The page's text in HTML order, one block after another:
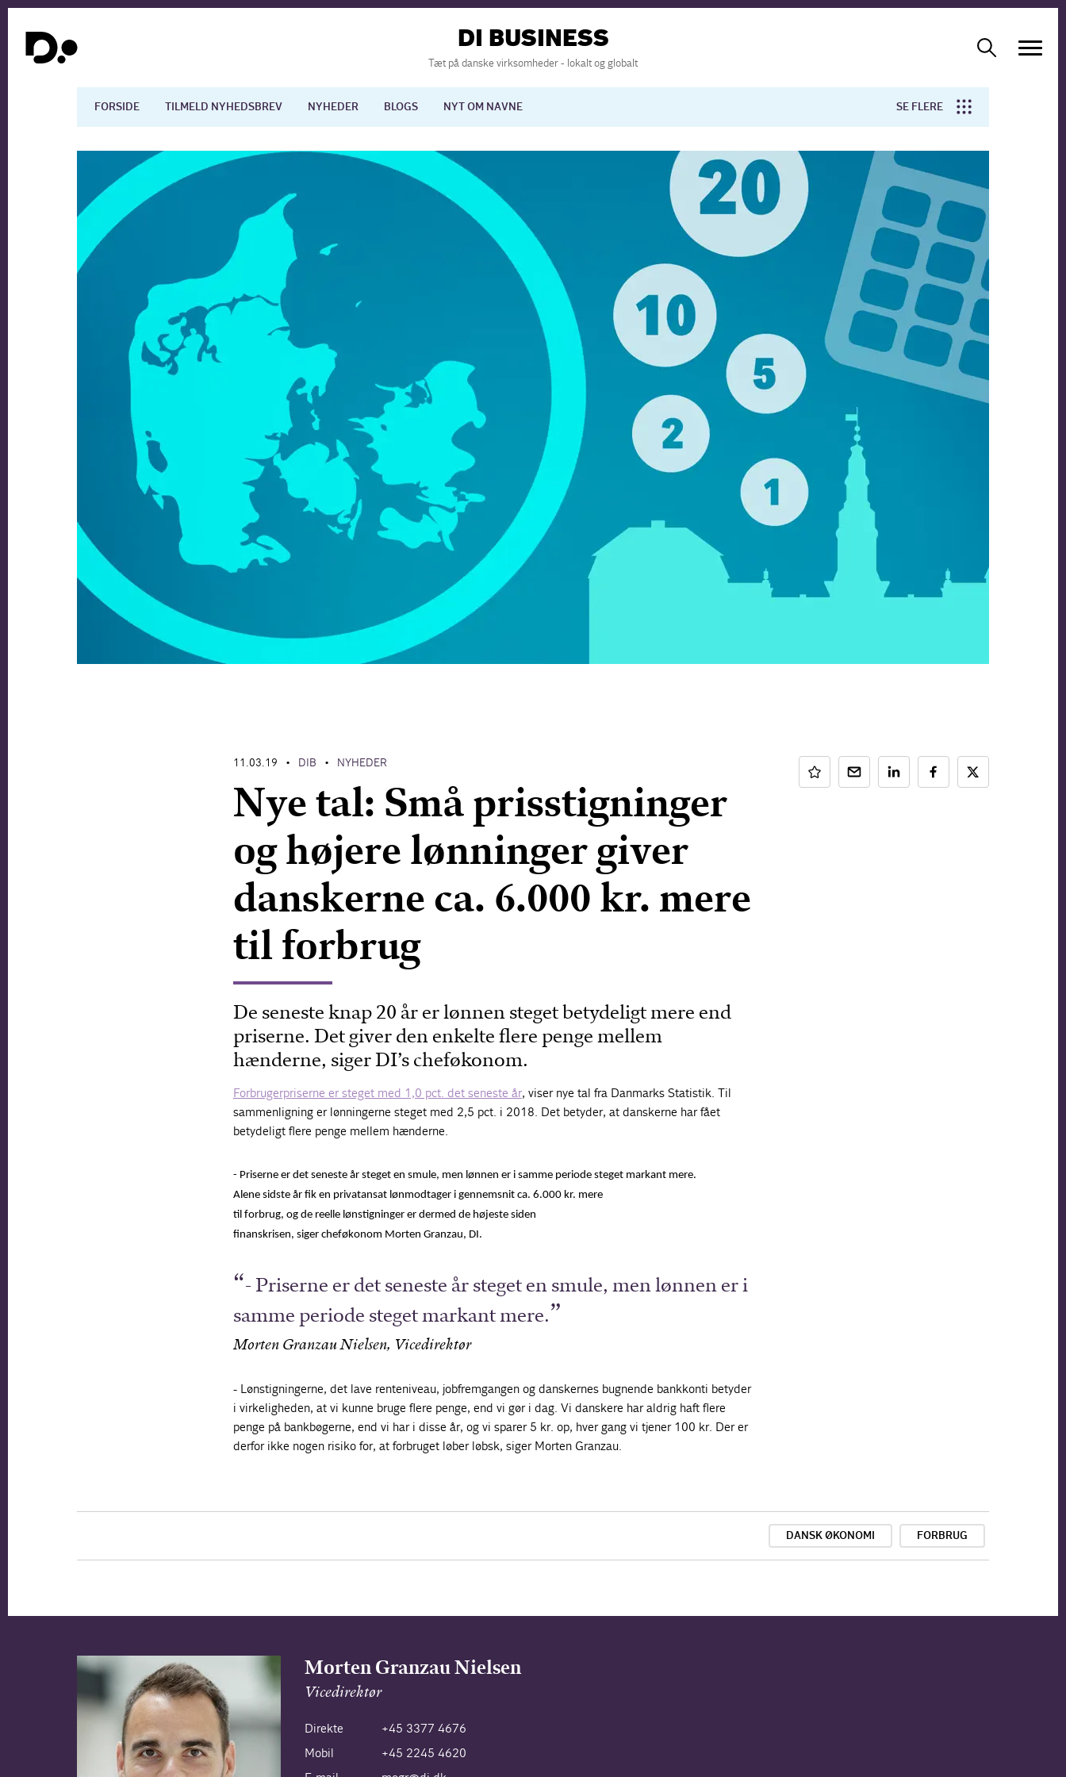
DI BUSINESS
Tæt på danske virksomheder - lokalt og globalt
FORSIDE TILMELD NYHEDSBREV NYHEDER BLOGS NYT OM NAVNE SE FLERE
Dansk økonomi International økonomi Arbejdsmiljø
Arbejdsmarkedet Forskning
11.03.19 • DIB • NYHEDER
Nye tal: Små prisstigninger
og højere lønninger giver
danskerne ca. 6.000 kr. mere
til forbrug
De seneste knap 20 år er lønnen steget betydeligt mere end
priserne. Det giver den enkelte flere penge mellem
hænderne, siger DI’s cheføkonom.
Forbrugerpriserne er steget med 1,0 pct. det seneste år, viser nye tal fra Danmarks Statistik. Til
sammenligning er lønningerne steget med 2,5 pct. i 2018. Det betyder, at danskerne har fået
betydeligt flere penge mellem hænderne.
- Priserne er det seneste år steget en smule, men lønnen er i samme periode steget markant mere.
Alene sidste år fik en privatansat lønmodtager i gennemsnit ca. 6.000 kr. mere
til forbrug, og de reelle lønstigninger er dermed de højeste siden
finanskrisen, siger cheføkonom Morten Granzau, DI.
- Priserne er det seneste år steget en smule, men lønnen er i
samme periode steget markant mere.
Morten Granzau Nielsen, Vicedirektør
- Lønstigningerne, det lave renteniveau, jobfremgangen og danskernes bugnende bankkonti betyder
i virkeligheden, at vi kunne bruge flere penge, end vi gør i dag. Vi danskere har aldrig haft flere
penge på bankbøgerne, end vi har i disse år, og vi sparer 5 kr. op, hver gang vi tjener 100 kr. Der er
derfor ikke nogen risiko for, at forbruget løber løbsk, siger Morten Granzau.
DANSK ØKONOMI FORBRUG
Morten Granzau Nielsen
Vicedirektør
Direkte
+45 3377 4676
Mobil
+45 2245 4620